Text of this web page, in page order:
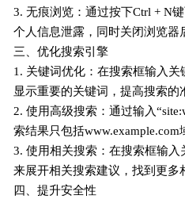
3. 无痕浏览：通过按下Ctrl + N
个人信息泄露，同时关闭浏览器
三、优化搜索引擎
1. 关键词优化：在搜索框输入
显示重要的关键词，提高搜索的
2. 使用高级搜索：通过输入
索结果只包括www.example.com
3. 使用相关搜索：在搜索框输
来展开相关搜索建议，找到更多
四、提升安全性